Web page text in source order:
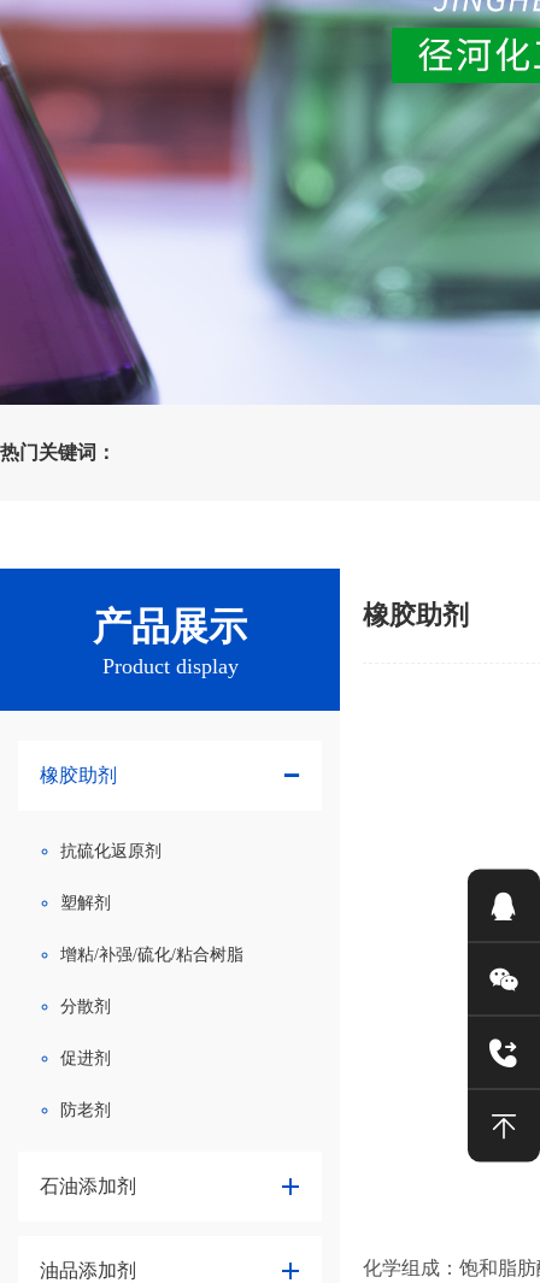
热门关键词：
产品展示
Product display
橡胶助剂
抗硫化返原剂
塑解剂
增粘/补强/硫化/粘合树脂
分散剂
促进剂
防老剂
石油添加剂
油品添加剂
橡胶助剂
化学组成：饱和脂